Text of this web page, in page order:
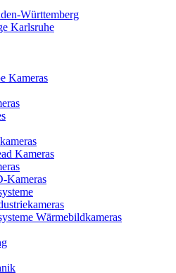
Württemberg
Karlsruhe
Kameras
Kameras
Kameras
Wärmebildkameras